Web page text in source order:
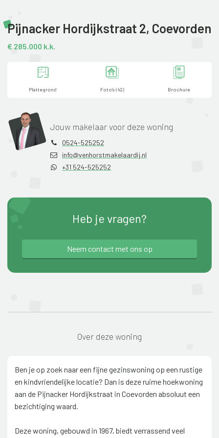
Pijnacker Hordijkstraat 2, Coevorden
€ 285.000 k.k.
Plattegrond Foto's (42) Brochure
Jouw makelaar voor deze woning
0524-525252
info@venhorstmakelaardij.nl
+31 524-525252
Heb je vragen?
Neem contact met ons op
Over deze woning
Ben je op zoek naar een fijne gezinswoning op een rustige
en kindvriendelijke locatie? Dan is deze ruime hoekwoning
aan de Pijnacker Hordijkstraat in Coevorden absoluut een
bezichtiging waard.
Deze woning, gebouwd in 1967, biedt verrassend veel